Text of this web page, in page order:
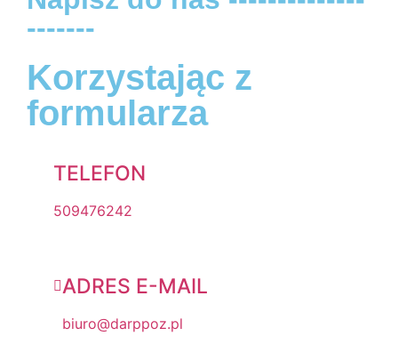
-------
Korzystając z
formularza
TELEFON
509476242
ADRES E-MAIL
biuro@darppoz.pl